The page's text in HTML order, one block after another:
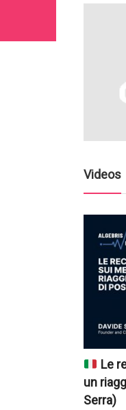
Videos
Le
un
Serra)